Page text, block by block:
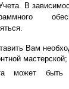
В
Вам
мастерской;
может быть